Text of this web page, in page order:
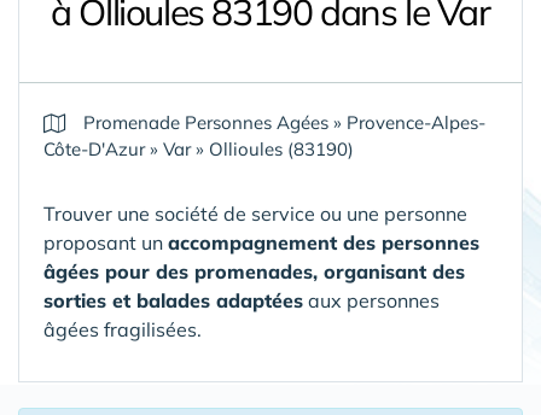
à Ollioules 83190 dans le Var
Promenade Personnes Agées » Provence-Alpes-
Côte-D'Azur» Var» Ollioules (83190)
Trouver une société de service ou une personne
proposant un accompagnement des personnes
âgées pour des promenades, organisant des
sorties et balades adaptées aux personnes
âgées fragilisées.